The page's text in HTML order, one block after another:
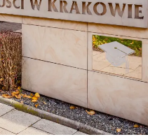
Zapisz się na studia